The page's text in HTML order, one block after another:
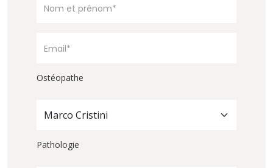
Ostéopathe
Marco Cristini
Pathologie